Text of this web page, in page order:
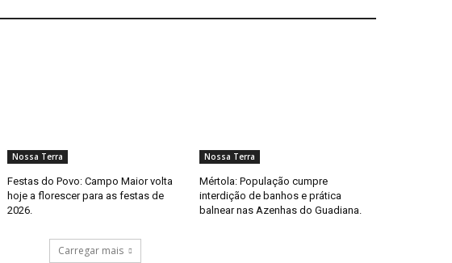
Nossa Terra
Festas do Povo: Campo Maior volta
hoje a florescer para as festas de
2026.
Nossa Terra
Mértola: População cumpre
interdição de banhos e prática
balnear nas Azenhas do Guadiana.
Carregar mais